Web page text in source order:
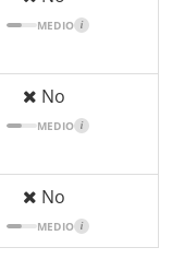
MEDIO i
No
MEDIO i
No
MEDIO i